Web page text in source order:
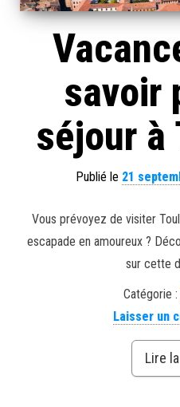
savoir
séjour à
Publié le 21
Vous prévoyez de visiter
escapade en amoureux ?
sur cette
Catégorie :
Laisser un
Lire